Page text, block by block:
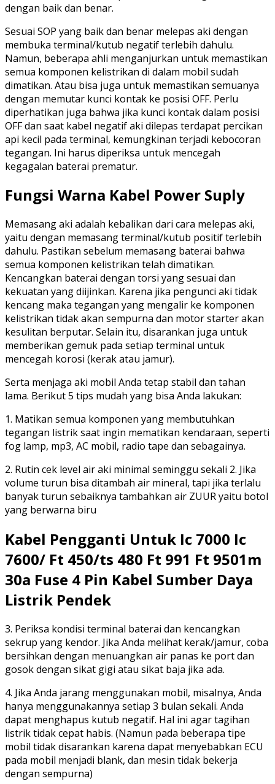
dengan baik dan benar.
Sesuai SOP yang baik dan benar melepas aki dengan
membuka terminal/kutub negatif terlebih dahulu.
Namun, beberapa ahli menganjurkan untuk memastikan
semua komponen kelistrikan di dalam mobil sudah
dimatikan. Atau bisa juga untuk memastikan semuanya
dengan memutar kunci kontak ke posisi OFF. Perlu
diperhatikan juga bahwa jika kunci kontak dalam posisi
OFF dan saat kabel negatif aki dilepas terdapat percikan
api kecil pada terminal, kemungkinan terjadi kebocoran
tegangan. Ini harus diperiksa untuk mencegah
kegagalan baterai prematur.
Fungsi Warna Kabel Power Suply
Memasang aki adalah kebalikan dari cara melepas aki,
yaitu dengan memasang terminal/kutub positif terlebih
dahulu. Pastikan sebelum memasang baterai bahwa
semua komponen kelistrikan telah dimatikan.
Kencangkan baterai dengan torsi yang sesuai dan
kekuatan yang diijinkan. Karena jika pengunci aki tidak
kencang maka tegangan yang mengalir ke komponen
kelistrikan tidak akan sempurna dan motor starter akan
kesulitan berputar. Selain itu, disarankan juga untuk
memberikan gemuk pada setiap terminal untuk
mencegah korosi (kerak atau jamur).
Serta menjaga aki mobil Anda tetap stabil dan tahan
lama. Berikut 5 tips mudah yang bisa Anda lakukan:
1. Matikan semua komponen yang membutuhkan
tegangan listrik saat ingin mematikan kendaraan, seperti
fog lamp, mp3, AC mobil, radio tape dan sebagainya.
2. Rutin cek level air aki minimal seminggu sekali 2. Jika
volume turun bisa ditambah air mineral, tapi jika terlalu
banyak turun sebaiknya tambahkan air ZUUR yaitu botol
yang berwarna biru
Kabel Pengganti Untuk Ic 7000 Ic
7600/ Ft 450/ts 480 Ft 991 Ft 9501m
30a Fuse 4 Pin Kabel Sumber Daya
Listrik Pendek
3. Periksa kondisi terminal baterai dan kencangkan
sekrup yang kendor. Jika Anda melihat kerak/jamur, coba
bersihkan dengan menuangkan air panas ke port dan
gosok dengan sikat gigi atau sikat baja jika ada.
4. Jika Anda jarang menggunakan mobil, misalnya, Anda
hanya menggunakannya setiap 3 bulan sekali. Anda
dapat menghapus kutub negatif. Hal ini agar tagihan
listrik tidak cepat habis. (Namun pada beberapa tipe
mobil tidak disarankan karena dapat menyebabkan ECU
pada mobil menjadi blank, dan mesin tidak bekerja
dengan sempurna)